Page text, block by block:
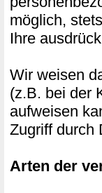
möglich,
Ihre
Wir weisen
(z.B. bei der
aufweisen
Zugriff durch
Arten der